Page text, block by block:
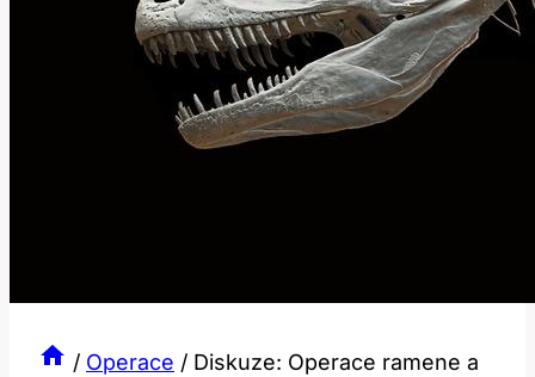
/ Operace / Diskuze: Operace ramene a